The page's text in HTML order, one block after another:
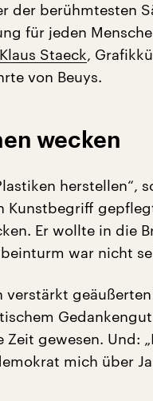
der berühmtesten
für jeden
Klaus Staeck,
von Beuys.
wecken
herstellen“,
Kunstbegriff
Er wollte in die
war nicht
verstärkt
Zeit gewesen. Und:
mich über